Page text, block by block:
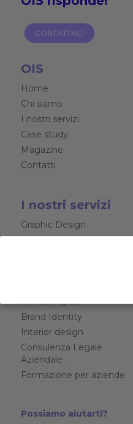
CONTATTACI
OIS
Home
Chi siamo
I nostri servizi
Case study
Magazine
Contatti
I nostri servizi
Graphic Design
Siti Web e Software
Rendering 3D
Brand Identity
Interior design
Consulenza Legale
Aziendale
Formazione per aziende
Possiamo aiutarti?